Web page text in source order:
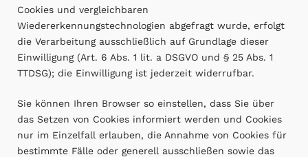
Cookies und vergleichbaren
Wiedererkennungstechnologien abgefragt wurde, erfolgt
die Verarbeitung ausschließlich auf Grundlage dieser
Einwilligung (Art. 6 Abs. 1 lit. a DSGVO und § 25 Abs. 1
TTDSG); die Einwilligung ist jederzeit widerrufbar.
Sie können Ihren Browser so einstellen, dass Sie über
das Setzen von Cookies informiert werden und Cookies
nur im Einzelfall erlauben, die Annahme von Cookies für
bestimmte Fälle oder generell ausschließen sowie das